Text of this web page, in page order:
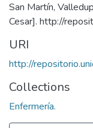
San Martín,
Cesar]. http://
URI
http://
Collections
Enfermería.